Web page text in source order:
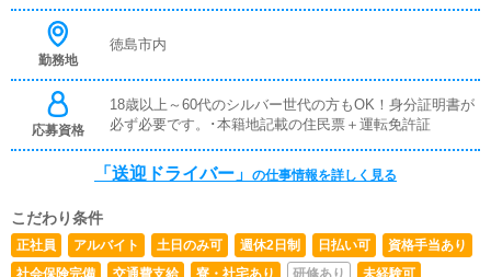
勤務地
徳島市内
応募資格
18歳以上～60代のシルバー世代の方もOK！身分証明書が
必ず必要です。･本籍地記載の住民票＋運転免許証
「送迎ドライバー」 の仕事情報を詳しく見る
こだわり条件
正社員 アルバイト 土日のみ可 週休2日制 日払い可
資格手当あり